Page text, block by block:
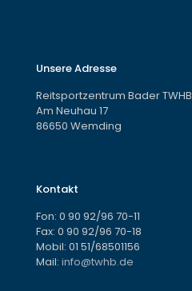
Unsere Adresse
Reitsportzentrum Bader TWHB
Am Neuhau 17
86650 Wemding
Kontakt
Fon: 0 90 92/96 70-11
Fax: 0 90 92/96 70-18
Mobil: 01 51/68501156
Mail: info@twhb.de